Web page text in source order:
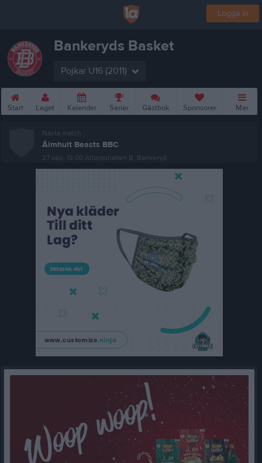
Logga in
Bankeryds Basket
Pojkar U16 (2011)
Start Laget Kalender Serier Gästbok Sponsorer Mer
Nästa match
Älmhult Beasts BBC
27 sep, 13:00 Attarpshallen B, Bankeryd